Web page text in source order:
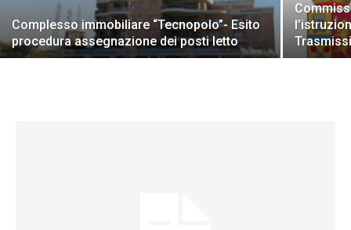
Complesso immobiliare “Tecnopolo”- Esito
procedura assegnazione dei posti letto